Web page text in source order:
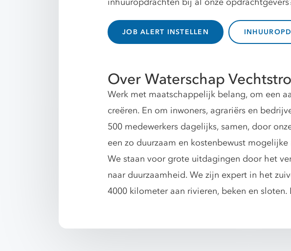
JOB ALERT INSTELLEN
Over Waterschap
Werk met maatschappelijk belang, om een
creëren. En om inwoners, agrariërs en
500 medewerkers dagelijks, samen, door
een zo duurzaam en kostenbewust mogelijke
We staan voor grote uitdagingen door het
naar duurzaamheid. We zijn expert in het
4000 kilometer aan rivieren, beken en